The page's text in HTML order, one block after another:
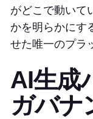
がどこで動いて
かを明らかにす
せた唯一のプラ
AI生成
ガバナ